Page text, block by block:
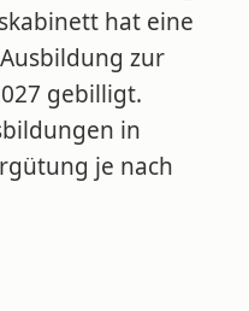
hat eine
zur
gebilligt.
in
je nach